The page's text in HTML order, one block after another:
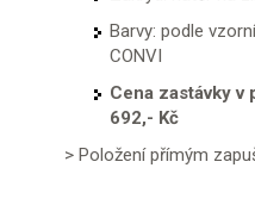
Barvy: podle
CONVI
Cena zastávky v
692,- Kč
> Položení přímým